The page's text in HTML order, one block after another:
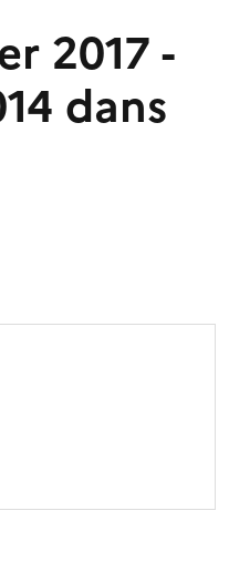
2017 -
dans